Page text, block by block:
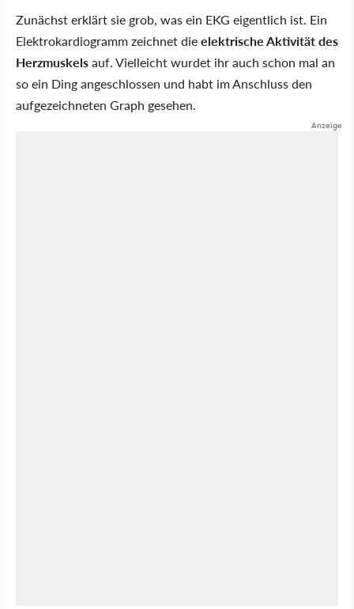
Zunächst erklärt sie grob, was ein EKG eigentlich ist. Ein
Elektrokardiogramm zeichnet dieelektrische Aktivität des
Herzmuskelsauf. Vielleicht wurdet ihr auch schon mal an
so ein Ding angeschlossen und habt im Anschluss den
aufgezeichneten Graph gesehen.